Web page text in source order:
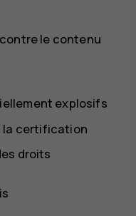
le contenu
explosifs
la certification
droits